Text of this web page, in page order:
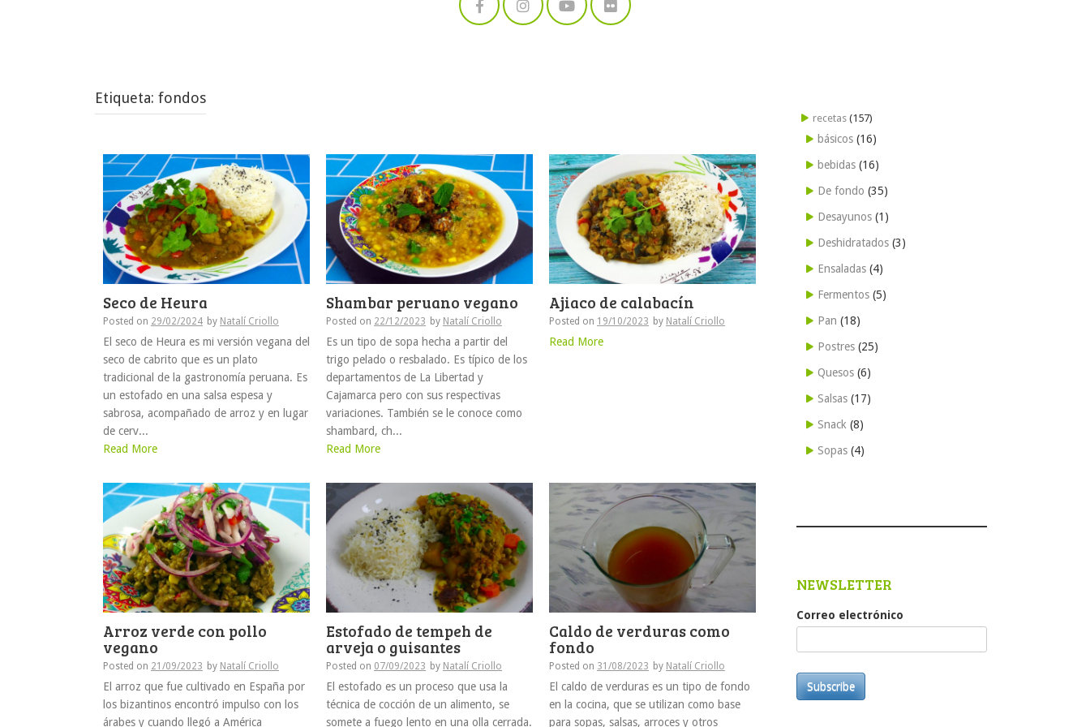
Etiqueta: fondos
Seco de Heura
Posted on 29/02/2024 by Natalí Criollo
El seco de Heura es mi versión vegana del
seco de cabrito que es un plato
tradicional de la gastronomía peruana. Es
un estofado en una salsa espesa y
sabrosa, acompañado de arroz y en lugar
de cerv...
Read More
Shambar peruano vegano
Posted on 22/12/2023 by Natalí Criollo
Es un tipo de sopa hecha a partir del
trigo pelado o resbalado. Es típico de los
departamentos de La Libertad y
Cajamarca pero con sus respectivas
variaciones. También se le conoce como
shambard, ch...
Read More
Ajiaco de calabacín
Posted on 19/10/2023 by Natalí Criollo
Read More
Arroz verde con pollo
vegano
Posted on 21/09/2023 by Natalí Criollo
El arroz que fue cultivado en España por
los bizantinos encontró impulso con los
árabes y cuando llegó a América
Estofado de tempeh de
arveja o guisantes
Posted on 07/09/2023 by Natalí Criollo
El estofado es un proceso que usa la
técnica de cocción de un alimento, se
somete a fuego lento en una olla cerrada.
Caldo de verduras como
fondo
Posted on 31/08/2023 by Natalí Criollo
El caldo de verduras es un tipo de fondo
en la cocina, que se utilizan como base
para sopas, salsas, arroces y otros
recetas (157)
básicos (16)
bebidas (16)
De fondo (35)
Desayunos (1)
Deshidratados (3)
Ensaladas (4)
Fermentos (5)
Pan (18)
Postres (25)
Quesos (6)
Salsas (17)
Snack (8)
Sopas (4)
NEWSLETTER
Correo electrónico
Subscribe